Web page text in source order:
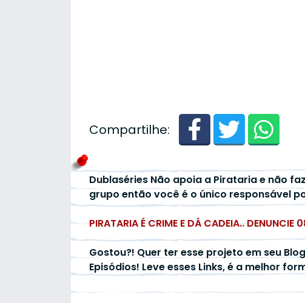
Compartilhe:
Dublaséries Não apoia a Pirataria e não
grupo então você é o único responsável
PIRATARIA É CRIME E DÁ CADEIA..
Gostou?! Quer ter esse projeto em seu
Episódios! Leve esses Links, é a melhor